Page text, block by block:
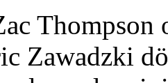
Thompson
Zawadzki